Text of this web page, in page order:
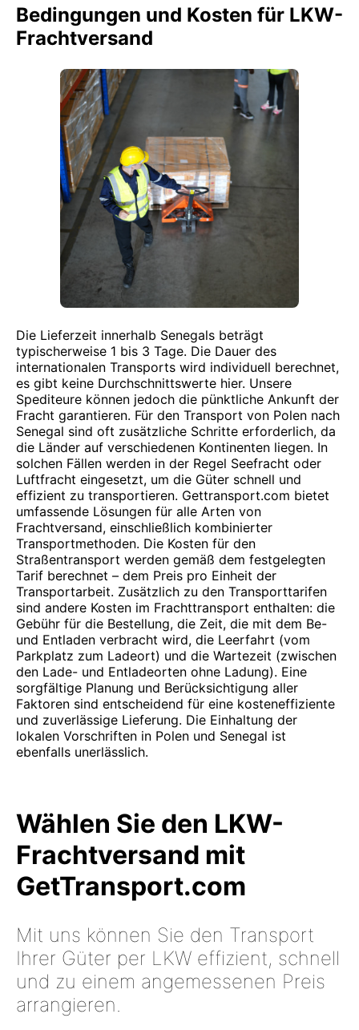
Bedingungen und Kosten für LKW-
Frachtversand
Die Lieferzeit innerhalb Senegals beträgt
typischerweise 1 bis 3 Tage. Die Dauer des
internationalen Transports wird individuell berechnet,
es gibt keine Durchschnittswerte hier. Unsere
Spediteure können jedoch die pünktliche Ankunft der
Fracht garantieren. Für den Transport von Polen nach
Senegal sind oft zusätzliche Schritte erforderlich, da
die Länder auf verschiedenen Kontinenten liegen. In
solchen Fällen werden in der Regel Seefracht oder
Luftfracht eingesetzt, um die Güter schnell und
effizient zu transportieren. Gettransport.com bietet
umfassende Lösungen für alle Arten von
Frachtversand, einschließlich kombinierter
Transportmethoden. Die Kosten für den
Straßentransport werden gemäß dem festgelegten
Tarif berechnet – dem Preis pro Einheit der
Transportarbeit. Zusätzlich zu den Transporttarifen
sind andere Kosten im Frachttransport enthalten: die
Gebühr für die Bestellung, die Zeit, die mit dem Be-
und Entladen verbracht wird, die Leerfahrt (vom
Parkplatz zum Ladeort) und die Wartezeit (zwischen
den Lade- und Entladeorten ohne Ladung). Eine
sorgfältige Planung und Berücksichtigung aller
Faktoren sind entscheidend für eine kosteneffiziente
und zuverlässige Lieferung. Die Einhaltung der
lokalen Vorschriften in Polen und Senegal ist
ebenfalls unerlässlich.
Wählen Sie den LKW-
Frachtversand mit
GetTransport.com
Mit uns können Sie den Transport
Ihrer Güter per LKW effizient, schnell
und zu einem angemessenen Preis
arrangieren.